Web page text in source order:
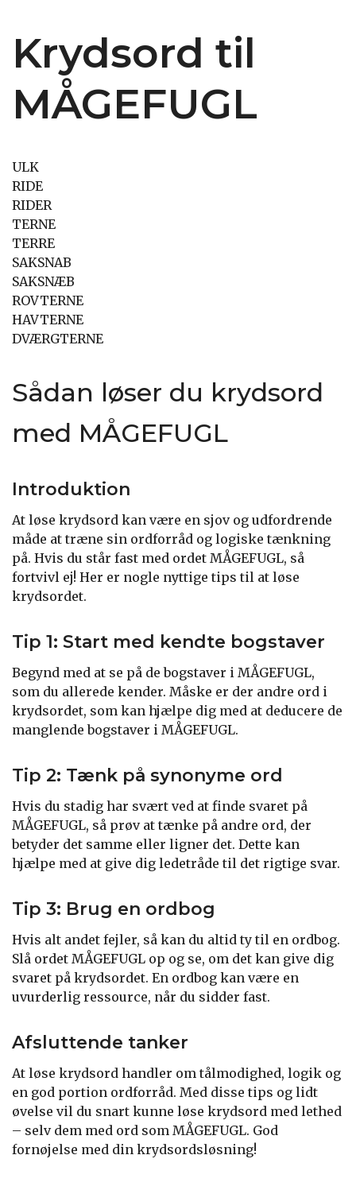
Krydsord til
MÅGEFUGL
ULK
RIDE
RIDER
TERNE
TERRE
SAKSNAB
SAKSNÆB
ROVTERNE
HAVTERNE
DVÆRGTERNE
Sådan løser du krydsord
med MÅGEFUGL
Introduktion
At løse krydsord kan være en sjov og udfordrende
måde at træne sin ordforråd og logiske tænkning
på. Hvis du står fast med ordet MÅGEFUGL, så
fortvivl ej! Her er nogle nyttige tips til at løse
krydsordet.
Tip 1: Start med kendte bogstaver
Begynd med at se på de bogstaver i MÅGEFUGL,
som du allerede kender. Måske er der andre ord i
krydsordet, som kan hjælpe dig med at deducere de
manglende bogstaver i MÅGEFUGL.
Tip 2: Tænk på synonyme ord
Hvis du stadig har svært ved at finde svaret på
MÅGEFUGL, så prøv at tænke på andre ord, der
betyder det samme eller ligner det. Dette kan
hjælpe med at give dig ledetråde til det rigtige svar.
Tip 3: Brug en ordbog
Hvis alt andet fejler, så kan du altid ty til en ordbog.
Slå ordet MÅGEFUGL op og se, om det kan give dig
svaret på krydsordet. En ordbog kan være en
uvurderlig ressource, når du sidder fast.
Afsluttende tanker
At løse krydsord handler om tålmodighed, logik og
en god portion ordforråd. Med disse tips og lidt
øvelse vil du snart kunne løse krydsord med lethed
– selv dem med ord som MÅGEFUGL. God
fornøjelse med din krydsordsløsning!